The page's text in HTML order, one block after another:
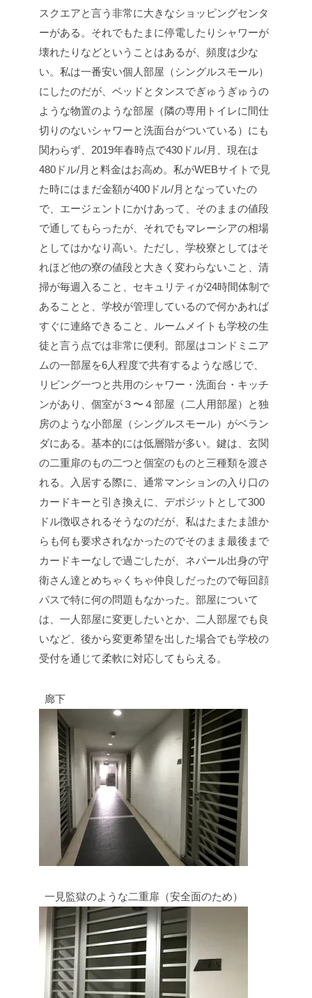
スクエアと言う非常に大きなショッピングセンタ
ーがある。それでもたまに停電したりシャワーが
壊れたりなどということはあるが、頻度は少な
い。私は一番安い個人部屋（シングルスモール）
にしたのだが、ベッドとタンスでぎゅうぎゅうの
ような物置のような部屋（隣の専用トイレに間仕
切りのないシャワーと洗面台がついている）にも
関わらず、2019年春時点で430ドル/月、現在は
480ドル/月と料金はお高め。私がWEBサイトで見
た時にはまだ金額が400ドル/月となっていたの
で、エージェントにかけあって、そのままの値段
で通してもらったが、それでもマレーシアの相場
としてはかなり高い。ただし、学校寮としてはそ
れほど他の寮の値段と大きく変わらないこと、清
掃が毎週入ること、セキュリティが24時間体制で
あることと、学校が管理しているので何かあれば
すぐに連絡できること、ルームメイトも学校の生
徒と言う点では非常に便利。部屋はコンドミニア
ムの一部屋を6人程度で共有するような感じで、
リビング一つと共用のシャワー・洗面台・キッチ
ンがあり、個室が３〜４部屋（二人用部屋）と独
房のような小部屋（シングルスモール）がベラン
ダにある。基本的には低層階が多い。鍵は、玄関
の二重扉のもの二つと個室のものと三種類を渡さ
れる。入居する際に、通常マンションの入り口の
カードキーと引き換えに、デポジットとして300
ドル徴収されるそうなのだが、私はたまたま誰か
らも何も要求されなかったのでそのまま最後まで
カードキーなしで過ごしたが、ネパール出身の守
衛さん達とめちゃくちゃ仲良しだったので毎回顔
パスで特に何の問題もなかった。部屋について
は、一人部屋に変更したいとか、二人部屋でも良
いなど、後から変更希望を出した場合でも学校の
受付を通じて柔軟に対応してもらえる。
廊下
一見監獄のような二重扉（安全面のため）